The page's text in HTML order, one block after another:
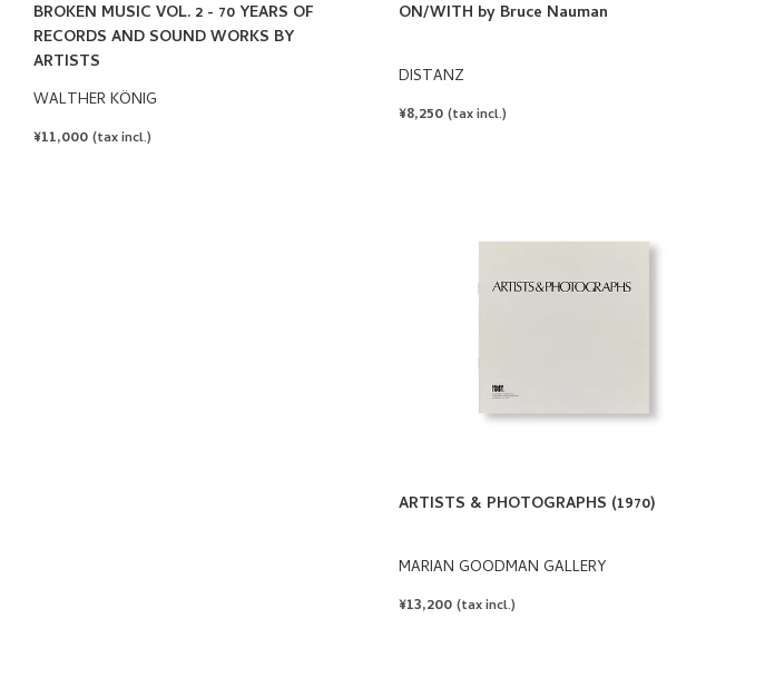
BROKEN MUSIC VOL. 2 - 70 YEARS OF
RECORDS AND SOUND WORKS BY
ARTISTS
WALTHER KÖNIG
REGULAR
¥11,000 (tax incl.)
ON/WITH by Bruce Nauman
DISTANZ
REGULAR
¥8,250 (tax incl.)
ARTISTS & PHOTOGRAPHS (1970)
MARIAN GOODMAN GALLERY
REGULAR
¥13,200 (tax incl.)